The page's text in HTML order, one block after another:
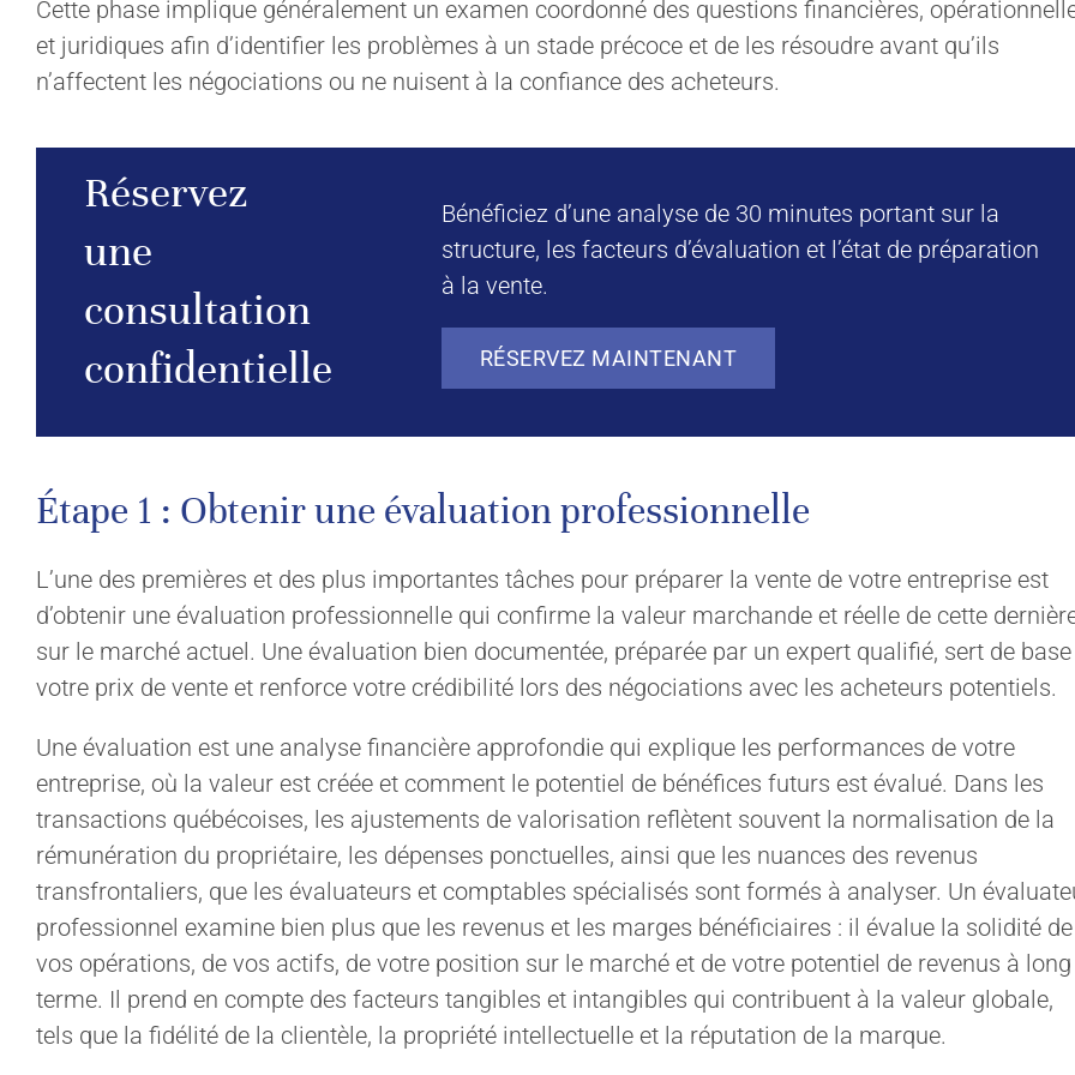
Cette phase implique généralement un examen coordonné des questions financières,
et juridiques afin d’identifier les problèmes à un stade précoce et de les résoudre avant qu’ils
n’affectent les négociations ou ne nuisent à la confiance des acheteurs.
Réservez
une
consultation
confidentielle
Bénéficiez d’une analyse de 30 minutes portant sur la
structure, les facteurs d’évaluation et l’état de préparation
à la vente.
RÉSERVEZ MAINTENANT
Étape 1 : Obtenir une évaluation professionnelle
L’une des premières et des plus importantes tâches pour préparer la vente de votre entreprise est
d’obtenir une évaluation professionnelle qui confirme la valeur marchande et réelle de cette
sur le marché actuel. Une évaluation bien documentée, préparée par un expert qualifié, sert de
votre prix de vente et renforce votre crédibilité lors des négociations avec les acheteurs potentiels.
Une évaluation est une analyse financière approfondie qui explique les performances de votre
entreprise, où la valeur est créée et comment le potentiel de bénéfices futurs est évalué. Dans les
transactions québécoises, les ajustements de valorisation reflètent souvent la normalisation de la
rémunération du propriétaire, les dépenses ponctuelles, ainsi que les nuances des revenus
transfrontaliers, que les évaluateurs et comptables spécialisés sont formés à analyser. Un
professionnel examine bien plus que les revenus et les marges bénéficiaires : il évalue la solidité de
vos opérations, de vos actifs, de votre position sur le marché et de votre potentiel de revenus à long
terme. Il prend en compte des facteurs tangibles et intangibles qui contribuent à la valeur globale,
tels que la fidélité de la clientèle, la propriété intellectuelle et la réputation de la marque.